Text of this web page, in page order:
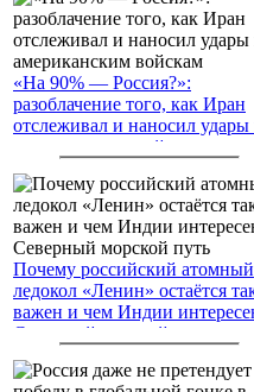
«На 90% — Россия?»:
разоблачение того, как Иран
отслеживал и наносил удары
американским войскам
Почему российский атомный
ледокол «Ленин» остаётся
важен и чем Индии
Северный морской путь